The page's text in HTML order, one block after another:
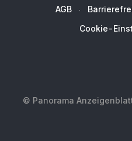
AGB
Cookie-
© Panorama